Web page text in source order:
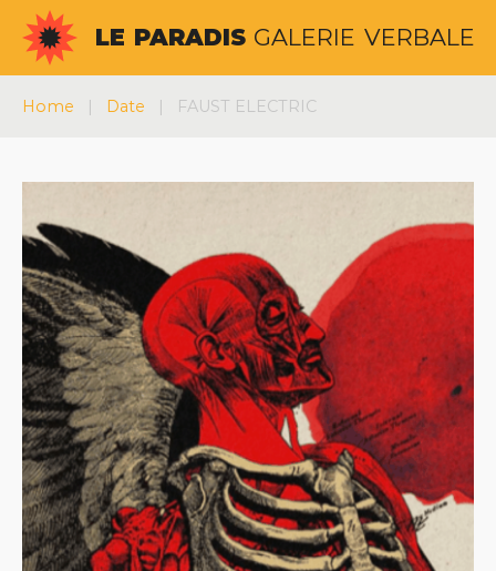
Aller
contenu
LE PARADIS GALERIE VERBALE
Home | Date | FAUST ELECTRIC